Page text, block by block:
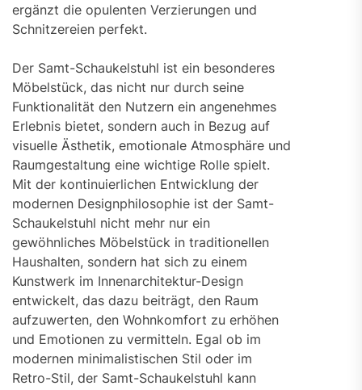
ergänzt die opulenten Verzierungen und
Schnitzereien perfekt.
Der Samt-Schaukelstuhl ist ein besonderes
Möbelstück, das nicht nur durch seine
Funktionalität den Nutzern ein angenehmes
Erlebnis bietet, sondern auch in Bezug auf
visuelle Ästhetik, emotionale Atmosphäre und
Raumgestaltung eine wichtige Rolle spielt.
Mit der kontinuierlichen Entwicklung der
modernen Designphilosophie ist der Samt-
Schaukelstuhl nicht mehr nur ein
gewöhnliches Möbelstück in traditionellen
Haushalten, sondern hat sich zu einem
Kunstwerk im Innenarchitektur-Design
entwickelt, das dazu beiträgt, den Raum
aufzuwerten, den Wohnkomfort zu erhöhen
und Emotionen zu vermitteln. Egal ob im
modernen minimalistischen Stil oder im
Retro-Stil, der Samt-Schaukelstuhl kann